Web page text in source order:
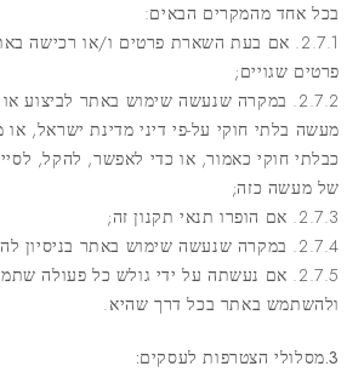
בכל אחד מהמקרים הבאים:
2.7.1. אם בעת השארת פרטים ו/או רכישה
פרטים שגויים;
2.7.2. במקרה שנעשה שימוש באתר לביצוע
מעשה בלתי חוקי על-פי דיני מדינת ישראל,
כבלתי חוקי כאמור, או כדי לאפשר, להקל,
של מעשה כזה;
2.7.3. אם הופרו תנאי תקנון זה;
2.7.4. במקרה שנעשה שימוש באתר בניסיון להתחרות באתר;
2.7.5. אם נעשתה על ידי גולש כל פעולה
ולהשתמש באתר בכל דרך שהיא.
3.מסלולי הצטרפות לעסקים: